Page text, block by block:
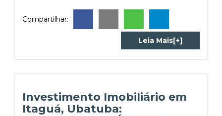
Compartilhar:
Leia Mais[+]
Investimento Imobiliário em
Itaguá, Ubatuba: